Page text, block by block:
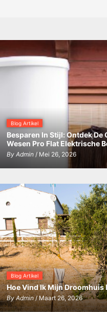
cv
ketel
Blog Artikel
Besparen In Stijl: Ontdek
Wesen Pro Flat Elektrische
By Admin/ Mei 26, 2026
Blog Artikel
Hoe Vind Ik Mijn Droomhuis
ByAdmin/ Maart 26, 2026